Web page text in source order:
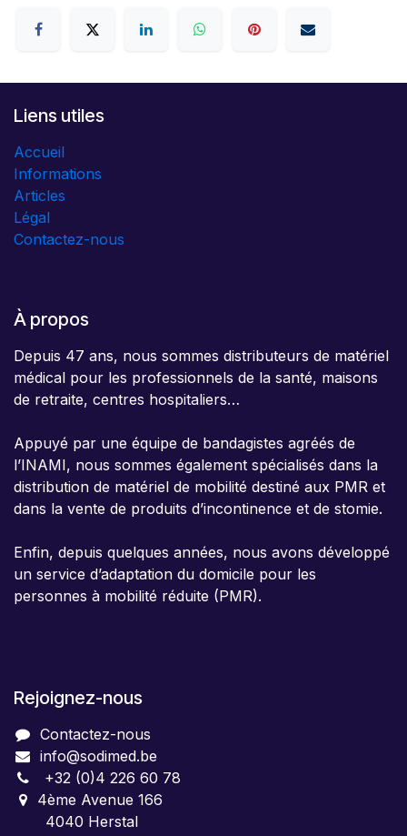
Liens utiles
Accueil
Informations
Articles
Légal
Contactez-nous
À propos
Depuis 47 ans, nous sommes distributeurs de matériel
médical pour les professionnels de la santé, maisons
de retraite, centres hospitaliers…
Appuyé par une équipe de bandagistes agréés de
l’INAMI, nous sommes également spécialisés dans la
distribution de matériel de mobilité destiné aux PMR et
dans la vente de produits d’incontinence et de stomie.
Enfin, depuis quelques années, nous avons développé
un service d’adaptation du domicile pour les
personnes à mobilité réduite (PMR).
Rejoignez-nous
Contactez-nous
info@sodimed.be
+32 (0)4 226 60 78
4ème Avenue 166
4040 Herstal